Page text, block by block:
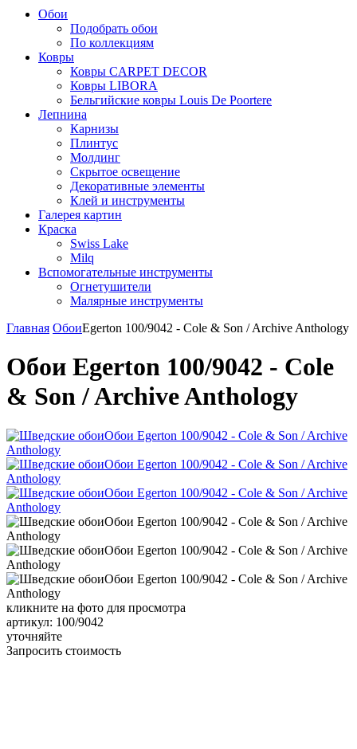
Обои
Подобрать обои
По коллекциям
Ковры
Ковры CARPET DECOR
Ковры LIBORA
Бельгийские ковры Louis De Poortere
Лепнина
Карнизы
Плинтус
Молдинг
Скрытое освещение
Декоративные элементы
Клей и инструменты
Галерея картин
Краска
Swiss Lake
Milq
Вспомогательные инструменты
Огнетушители
Малярные инструменты
Главная ОбоиEgerton 100/9042 - Cole & Son / Archive Anthology
Обои Egerton 100/9042 - Cole
& Son / Archive Anthology
кликните на фото для просмотра
артикул: 100/9042
уточняйте
Запросить стоимость